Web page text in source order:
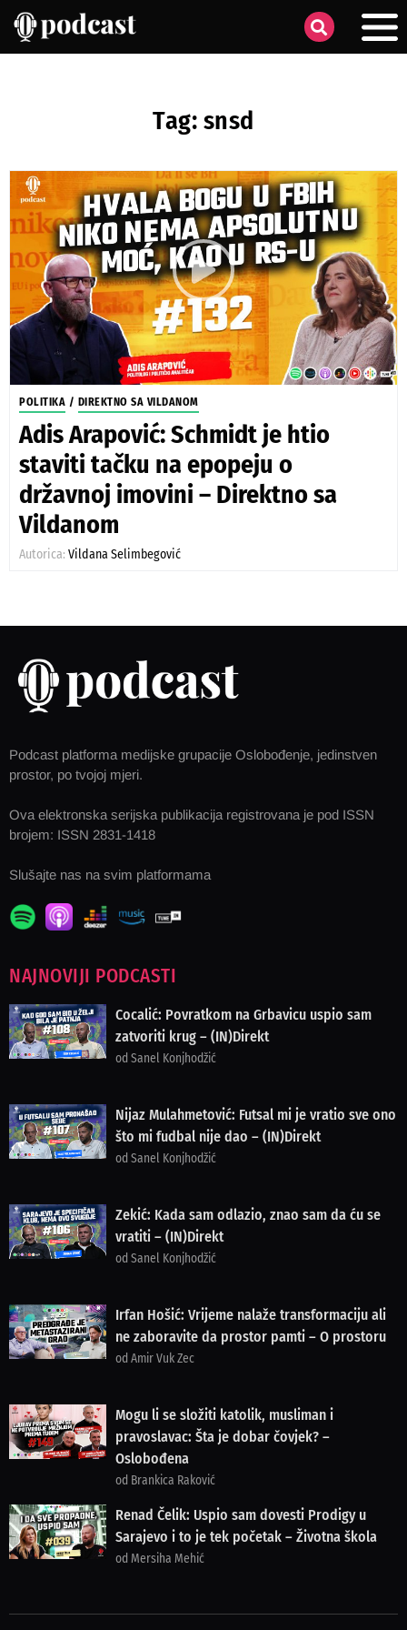
Tag: snsd
POLITIKA / DIREKTNO SA VILDANOM
Adis Arapović: Schmidt je htio
staviti tačku na epopeju o
državnoj imovini – Direktno sa
Vildanom
Autorica: Vildana Selimbegović
Podcast platforma medijske grupacije Oslobođenje, jedinstven
prostor, po tvojoj mjeri.
Ova elektronska serijska publikacija registrovana je pod ISSN
brojem: ISSN 2831-1418
Slušajte nas na svim platformama
NAJNOVIJI PODCASTI
Cocalić: Povratkom na Grbavicu uspio sam
zatvoriti krug – (IN)Direkt
od Sanel Konjhodžić
Nijaz Mulahmetović: Futsal mi je vratio sve ono
što mi fudbal nije dao – (IN)Direkt
od Sanel Konjhodžić
Zekić: Kada sam odlazio, znao sam da ću se
vratiti – (IN)Direkt
od Sanel Konjhodžić
Irfan Hošić: Vrijeme nalaže transformaciju ali
ne zaboravite da prostor pamti – O prostoru
od Amir Vuk Zec
Mogu li se složiti katolik, musliman i
pravoslavac: Šta je dobar čovjek? –
Oslobođena
od Brankica Raković
Renad Čelik: Uspio sam dovesti Prodigy u
Sarajevo i to je tek početak – Životna škola
od Mersiha Mehić